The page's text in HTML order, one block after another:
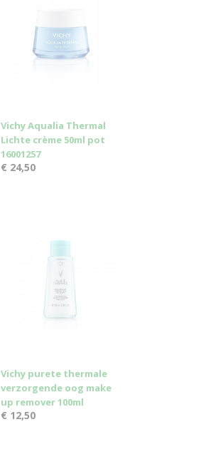
Vichy Aqualia Thermal
Lichte crème 50ml pot
16001257
€ 24,50
Vichy purete thermale
verzorgende oog make
up remover 100ml
€ 12,50